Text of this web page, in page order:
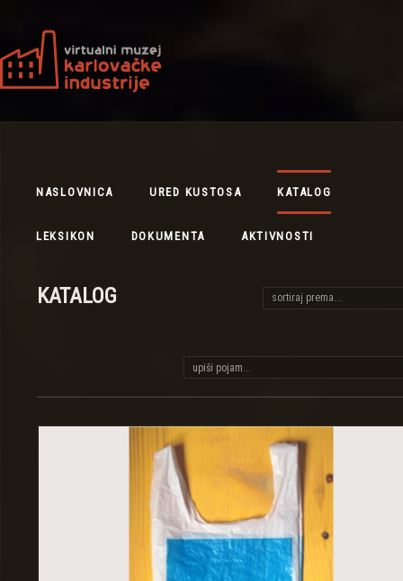
NASLOVNICA URED KUSTOSA KATALOG
LEKSIKON DOKUMENTA AKTIVNOSTI
KATALOG sortiraj prema...